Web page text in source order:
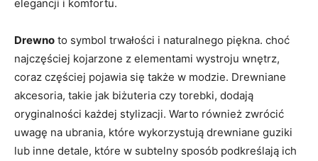
elegancji i komfortu.
Drewno to symbol trwałości i naturalnego piękna. choć
najczęściej kojarzone z elementami wystroju wnętrz,
coraz częściej pojawia się także w modzie. Drewniane
akcesoria, takie jak biżuteria czy torebki, dodają
oryginalności każdej stylizacji. Warto również zwrócić
uwagę na ubrania, które wykorzystują drewniane guziki
lub inne detale, które w subtelny sposób podkreślają ich